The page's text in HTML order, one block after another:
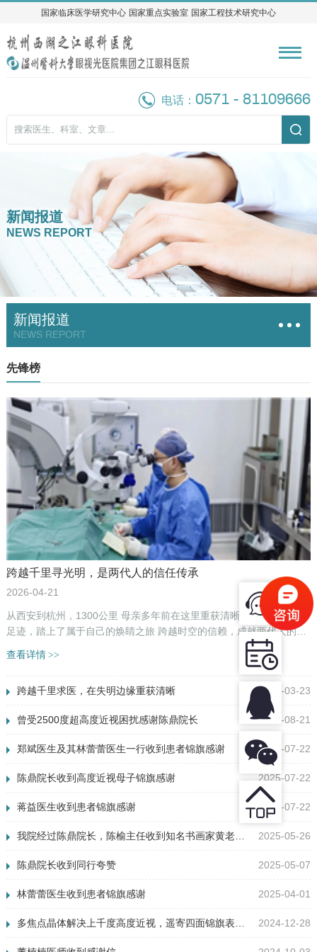
国家临床医学研究中心 国家重点实验室 国家工程技术研究中心
国家临床医学研究中心 国家重点实验室 国家工程技术研究中心
电话：0571 - 81109666
新闻报道
NEWS REPORT
新闻报道
NEWS REPORT
先锋榜
跨越千里寻光明，是两代人的信任传承
2026-04-21
从西安到杭州，1300公里 母亲多年前在这里重获清晰 他循着同样的
足迹，踏上了属于自己的焕睛之旅 跨越时空的信赖，成就两代人的光
查看详情 >>
2026-03-23
跨越千里求医，在失明边缘重获清晰
2025-08-21
曾受2500度超高度近视困扰感谢陈鼎院长
2025-07-22
郑斌医生及其林蕾蕾医生一行收到患者锦旗感谢
2025-07-22
陈鼎院长收到高度近视母子锦旗感谢
2025-07-22
蒋益医生收到患者锦旗感谢
2025-05-26
我院经过陈鼎院长，陈榆主任收到知名书画家黄老先生夫妇真诚感谢
2025-05-07
陈鼎院长收到同行夸赞
2025-04-01
林蕾蕾医生收到患者锦旗感谢
2024-12-28
多焦点晶体解决上千度高度近视，遥寄四面锦旗表感谢